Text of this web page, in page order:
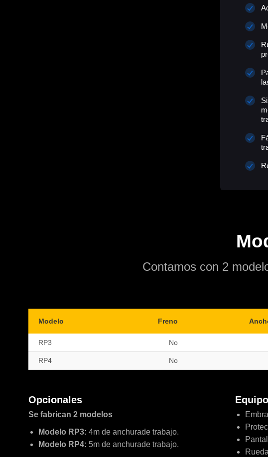
Contamos con 2
Modelo Freno
RP3 No
RP4 No
Opcionales
Se fabrican 2 modelos
Modelo RP3: 4m de anchurade trabajo.
Modelo RP4: 5m de anchurade trabajo.